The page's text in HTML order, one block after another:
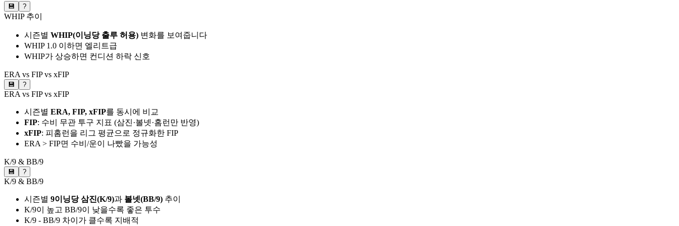
💾 ?
WHIP 추이
시즌별 WHIP(이닝당 출루 허용) 변화를 보여줍니다
WHIP 1.0 이하면 엘리트급
WHIP가 상승하면 컨디션 하락 신호
ERA vs FIP vs xFIP
💾 ?
ERA vs FIP vs xFIP
시즌별 ERA, FIP, xFIP를 동시에 비교
FIP: 수비 무관 투구 지표 (삼진·볼넷·홈런만 반영)
xFIP: 피홈런을 리그 평균으로 정규화한 FIP
ERA > FIP면 수비/운이 나빴을 가능성
K/9 & BB/9
💾 ?
K/9 & BB/9
시즌별 9이닝당 삼진(K/9)과 볼넷(BB/9) 추이
K/9이 높고 BB/9이 낮을수록 좋은 투수
K/9 - BB/9 차이가 클수록 지배적